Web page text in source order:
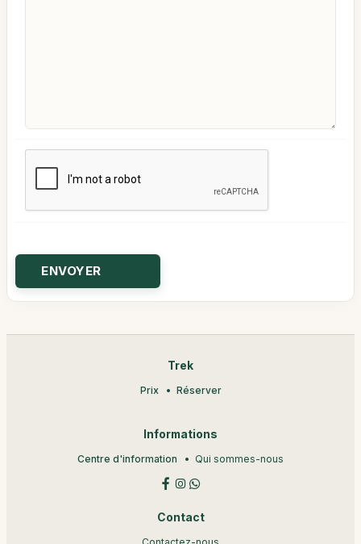
Trek
Prix Réserver
Informations
Centre d'information Qui sommes-nous
Contact